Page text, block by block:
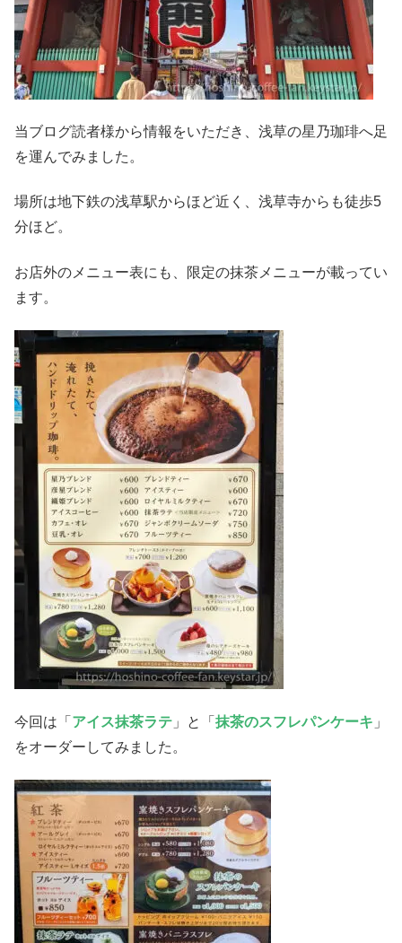
当ブログ読者様から情報をいただき、浅草の星乃珈琲へ足
を運んでみました。
場所は地下鉄の浅草駅からほど近く、浅草寺からも徒歩5
分ほど。
お店外のメニュー表にも、限定の抹茶メニューが載ってい
ます。
今回は「 アイス抹茶ラテ 」と「 抹茶のスフレパンケーキ 」
をオーダーしてみました。